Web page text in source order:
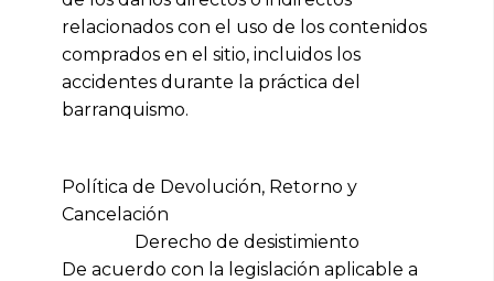
relacionados con el uso de los contenidos
comprados en el sitio, incluidos los
accidentes durante la práctica del
barranquismo.
Política de Devolución, Retorno y
Cancelación
Derecho de desistimiento
De acuerdo con la legislación aplicable a